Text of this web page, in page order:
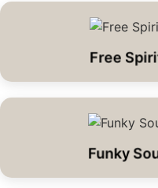
Free
Funky